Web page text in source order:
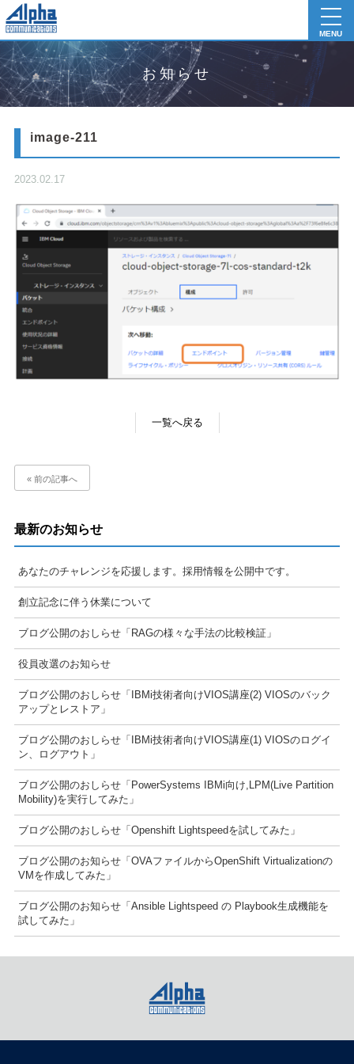
MENU
お知らせ
image-211
2023.02.17
一覧へ戻る
« 前の記事へ
最新のお知らせ
あなたのチャレンジを応援します。採用情報を公開中です。
創立記念に伴う休業について
ブログ公開のおしらせ「RAGの様々な手法の比較検証」
役員改選のお知らせ
ブログ公開のおしらせ「IBMi技術者向けVIOS講座(2) VIOSのバック
アップとレストア」
ブログ公開のおしらせ「IBMi技術者向けVIOS講座(1) VIOSのログイ
ン、ログアウト」
ブログ公開のおしらせ「PowerSystems IBMi向け,LPM(Live Partition
Mobility)を実行してみた」
ブログ公開のおしらせ「Openshift Lightspeedを試してみた」
ブログ公開のお知らせ「OVAファイルからOpenShift Virtualizationの
VMを作成してみた」
ブログ公開のお知らせ「Ansible Lightspeed の Playbook生成機能を
試してみた」